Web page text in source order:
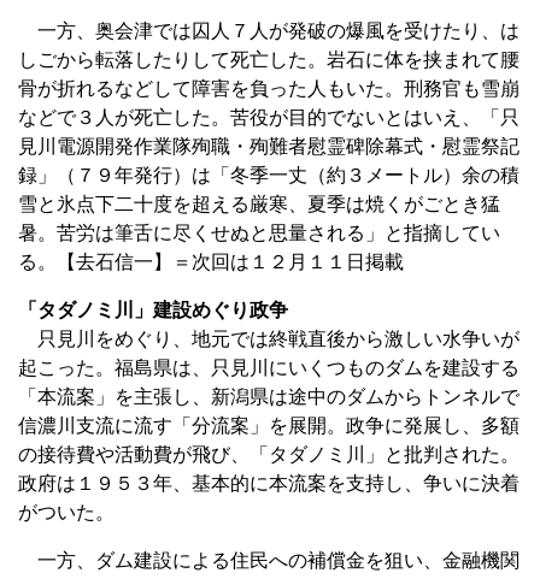
一方、奥会津では囚人７人が発破の爆風を受けたり、は
しごから転落したりして死亡した。岩石に体を挟まれて腰
骨が折れるなどして障害を負った人もいた。刑務官も雪崩
などで３人が死亡した。苦役が目的でないとはいえ、「只
見川電源開発作業隊殉職・殉難者慰霊碑除幕式・慰霊祭記
録」（７９年発行）は「冬季一丈（約３メートル）余の積
雪と氷点下二十度を超える厳寒、夏季は焼くがごとき猛
暑。苦労は筆舌に尽くせぬと思量される」と指摘してい
る。【去石信一】＝次回は１２月１１日掲載
「タダノミ川」建設めぐり政争
只見川をめぐり、地元では終戦直後から激しい水争いが
起こった。福島県は、只見川にいくつものダムを建設する
「本流案」を主張し、新潟県は途中のダムからトンネルで
信濃川支流に流す「分流案」を展開。政争に発展し、多額
の接待費や活動費が飛び、「タダノミ川」と批判された。
政府は１９５３年、基本的に本流案を支持し、争いに決着
がついた。
一方、ダム建設による住民への補償金を狙い、金融機関